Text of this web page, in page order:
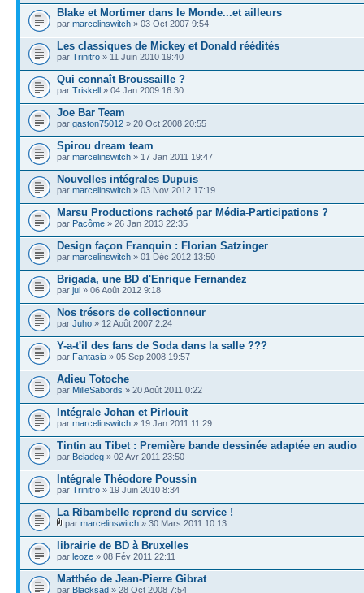
Blake et Mortimer dans le Monde...et ailleurs
par marcelinswitch » 03 Oct 2007 9:54
Les classiques de Mickey et Donald réédités
par Trinitro » 11 Juin 2010 19:40
Qui connaît Broussaille ?
par Triskell » 04 Jan 2009 16:30
Joe Bar Team
par gaston75012 » 20 Oct 2008 20:55
Spirou dream team
par marcelinswitch » 17 Jan 2011 19:47
Nouvelles intégrales Dupuis
par marcelinswitch » 03 Nov 2012 17:19
Marsu Productions racheté par Média-Participations ?
par Pacôme » 26 Jan 2013 22:35
Design façon Franquin : Florian Satzinger
par marcelinswitch » 01 Déc 2012 13:50
Brigada, une BD d'Enrique Fernandez
par jul » 06 Août 2012 9:18
Nos trésors de collectionneur
par Juho » 12 Août 2007 2:24
Y-a-t'il des fans de Soda dans la salle ???
par Fantasia » 05 Sep 2008 19:57
Adieu Totoche
par MilleSabords » 20 Août 2011 0:22
Intégrale Johan et Pirlouit
par marcelinswitch » 19 Jan 2011 11:29
Tintin au Tibet : Première bande dessinée adaptée en audio
par Beiadeg » 02 Avr 2011 23:50
Intégrale Théodore Poussin
par Trinitro » 19 Juin 2010 8:34
La Ribambelle reprend du service !
par marcelinswitch » 30 Mars 2011 10:13
librairie de BD à Bruxelles
par leoze » 08 Fév 2011 22:11
Matthéo de Jean-Pierre Gibrat
par Blacksad » 28 Oct 2008 7:54